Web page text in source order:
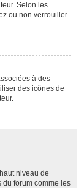
Selon les
ou non verrouiller
à des
des icônes de
niveau de
du forum comme les